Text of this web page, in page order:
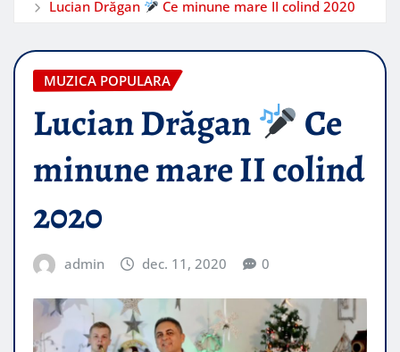
Lucian Drăgan
Ce minune mare II colind 2020
MUZICA POPULARA
Lucian Drăgan
Ce
minune mare II colind
2020
admin dec. 11, 2020 0